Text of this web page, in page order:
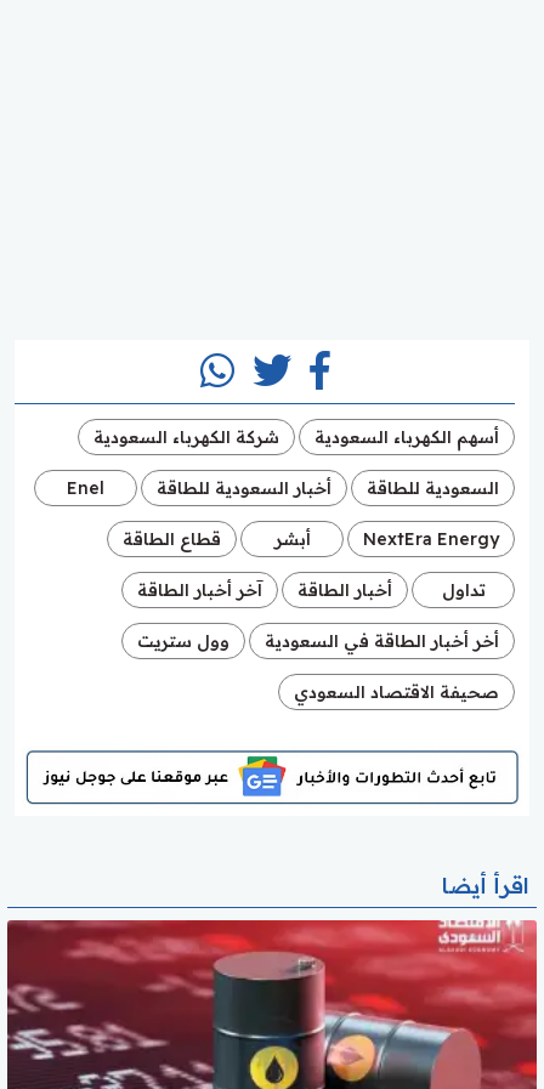
أسهم الكهرباء السعودية شركة الكهرباء السعودية
السعودية للطاقة أخبار السعودية للطاقة Enel
NextEra Energy أبشر قطاع الطاقة
تداول أخبار الطاقة آخر أخبار الطاقة
أخر أخبار الطاقة في السعودية وول ستريت
صحيفة الاقتصاد السعودي
اقرأ أيضا